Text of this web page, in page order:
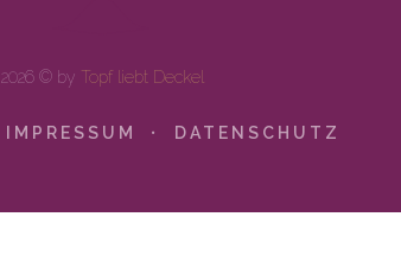
2026 © by Topf liebt Deckel
IMPRESSUM DATENSCHUTZ